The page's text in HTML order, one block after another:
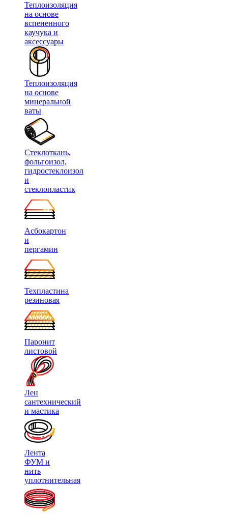
Теплоизоляция
на основе
вспененного
каучука и
аксессуары
Теплоизоляция
на основе
минеральной
ваты
Стеклоткань,
фольгоизол,
гидростеклоизол
и
стеклопластик
Асбокартон
и
пергамин
Техпластина
резиновая
Паронит
листовой
Лен
сантехнический
и мастика
Лента
ФУМ и
нить
уплотнительная